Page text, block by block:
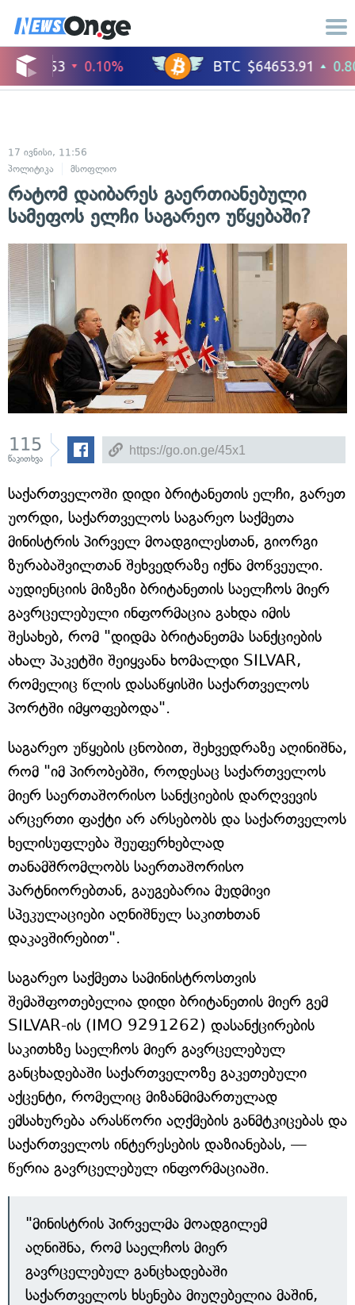
17 ივნისი, 11:56
პოლიტიკა
მსოფლიო
რატომ დაიბარეს გაერთიანებული
სამეფოს ელჩი საგარეო უწყებაში?
115
წაკითხვა
საქართველოში დიდი ბრიტანეთის ელჩი, გარეთ
უორდი, საქართველოს საგარეო საქმეთა
მინისტრის პირველ მოადგილესთან, გიორგი
ზურაბაშვილთან შეხვედრაზე იქნა მოწვეული.
აუდიენციის მიზეზი ბრიტანეთის საელჩოს მიერ
გავრცელებული ინფორმაცია გახდა იმის
შესახებ, რომ "დიდმა ბრიტანეთმა სანქციების
ახალ პაკეტში შეიყვანა ხომალდი SILVAR,
რომელიც წლის დასაწყისში საქართველოს
პორტში იმყოფებოდა".
საგარეო უწყების ცნობით, შეხვედრაზე აღინიშნა,
რომ "იმ პირობებში, როდესაც საქართველოს
მიერ საერთაშორისო სანქციების დარღვევის
არცერთი ფაქტი არ არსებობს და საქართველოს
ხელისუფლება შეუფერხებლად
თანამშრომლობს საერთაშორისო
პარტნიორებთან, გაუგებარია მუდმივი
სპეკულაციები აღნიშნულ საკითხთან
დაკავშირებით".
საგარეო საქმეთა სამინისტროსთვის
შემაშფოთებელია დიდი ბრიტანეთის მიერ გემ
SILVAR-ის (IMO 9291262) დასანქცირების
საკითხზე საელჩოს მიერ გავრცელებულ
განცხადებაში საქართველოზე გაკეთებული
აქცენტი, რომელიც მიზანმიმართულად
ემსახურება არასწორი აღქმების განმტკიცებას და
საქართველოს ინტერესების დაზიანებას, —
წერია გავრცელებულ ინფორმაციაში.
"მინისტრის პირველმა მოადგილემ
აღნიშნა, რომ საელჩოს მიერ
გავრცელებულ განცხადებაში
საქართველოს ხსენება მიუღებელია მაშინ,